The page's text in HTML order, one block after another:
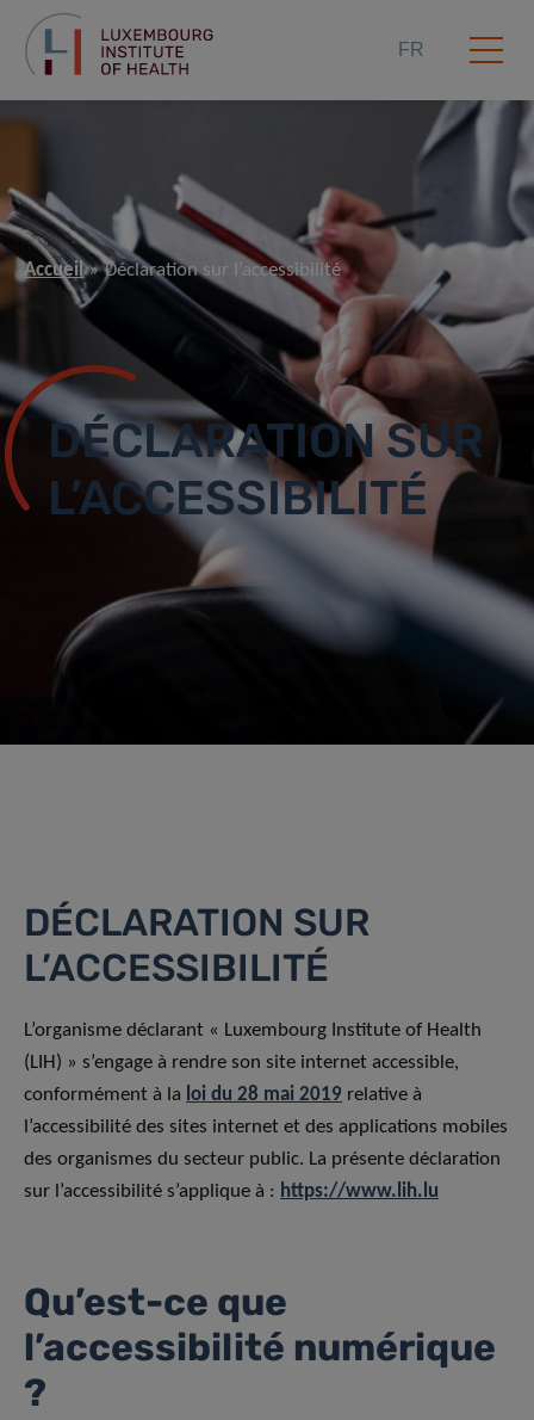
FR
Accueil Déclaration sur l’accessibilité
DÉCLARATION SUR
L’ACCESSIBILITÉ
DÉCLARATION SUR
L’ACCESSIBILITÉ
L’organisme déclarant « Luxembourg Institute of Health
(LIH) » s’engage à rendre son site internet accessible,
conformément à la loi du 28 mai 2019 relative à
l’accessibilité des sites internet et des applications mobiles
des organismes du secteur public. La présente déclaration
sur l’accessibilité s’applique à : https://www.lih.lu
Qu’est-ce que
l’accessibilité numérique
?